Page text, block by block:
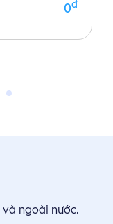
0đ
ngoài nước.